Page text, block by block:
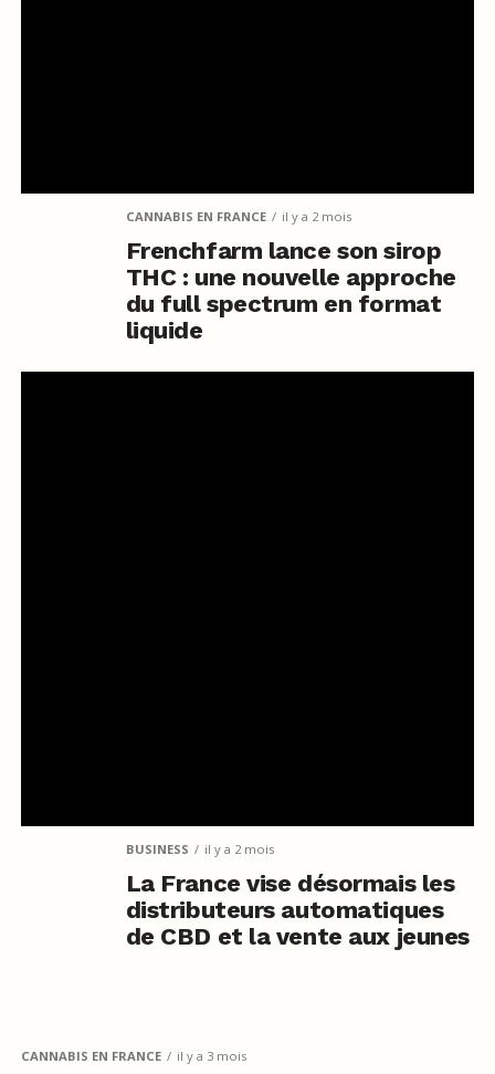
CANNABIS EN FRANCE il y a 2 mois
Frenchfarm lance son sirop
THC : une nouvelle approche
du full spectrum en format
liquide
BUSINESS il y a 2 mois
La France vise désormais les
distributeurs automatiques
de CBD et la vente aux jeunes
CANNABIS EN FRANCE il y a 3 mois